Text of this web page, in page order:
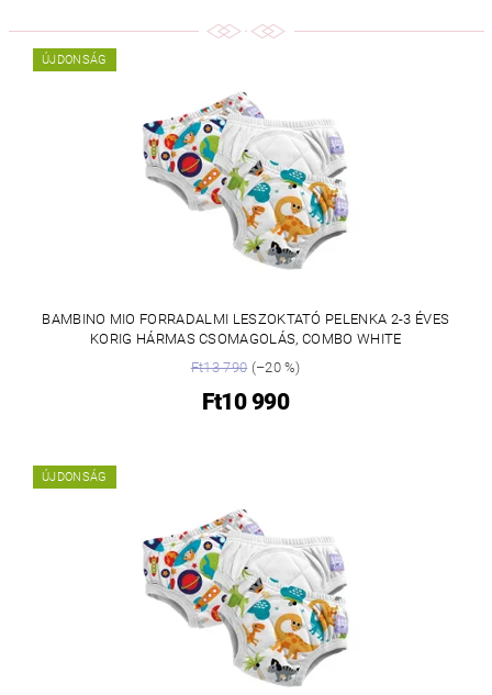
ÚJDONSÁG
BAMBINO MIO FORRADALMI LESZOKTATÓ PELENKA 2-3 ÉVES
KORIG HÁRMAS CSOMAGOLÁS, COMBO WHITE
Ft13 790(–20 %)
Ft10 990
ÚJDONSÁG